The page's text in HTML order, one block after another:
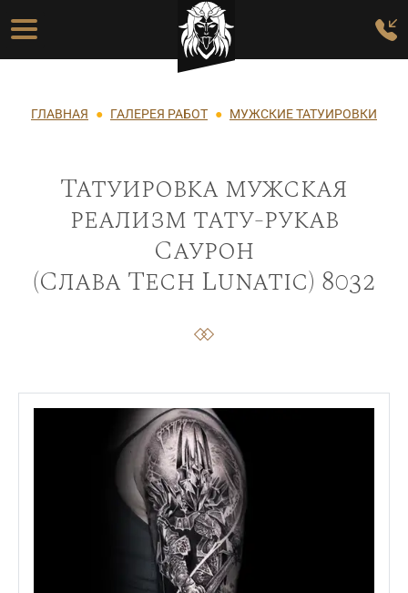
Перейти к основному содержанию
Основная навигация
Строка навигации
ГЛАВНАЯ ГАЛЕРЕЯ РАБОТ МУЖСКИЕ ТАТУИРОВКИ
Татуировка мужская
реализм тату-рукав
Саурон
(Слава Tech Lunatic) 8032